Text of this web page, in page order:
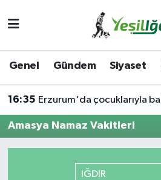
Genel Gündem Siyaset
16:35 Erzurum'da çocuklarıyla balkona çıkan
Amasya Namaz Vakitleri
IĞDIR
İğdir Namaz Vakitleri
Iğdır Trafik Yoğunluk
Süper Lig Puan Durumu ve